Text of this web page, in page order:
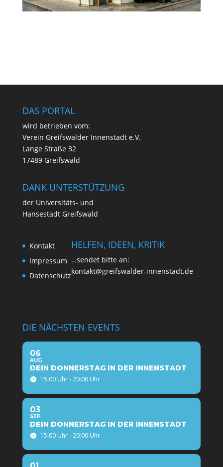
DAS PORTAL
wird betrie­ben vom:
Ver­ein Greifs­wal­der Innen­stadt e.V.
Lan­ge Stra­ße 32
17489 Greifswald
DANK UNTERSTÜTZUNG
der Uni­ver­si­täts- und
Han­se­stadt Greifswald
Kon­takt
Impres­sum
Daten­schutz
HELFEN, IDEEN, KRITIK
…sen­det bit­te an:
kontakt@greifswalder-innenstadt.de
DIE NÄCHSTEN EVENTS
06
AUG
DEIN DONNERSTAG IN DER INNENSTADT
15:00 Uhr - 20:00 Uhr
03
SEP
DEIN DONNERSTAG IN DER INNENSTADT
15:00 Uhr - 20:00 Uhr